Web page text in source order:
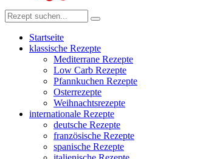
Startseite
klassische Rezepte
Mediterrane Rezepte
Low Carb Rezepte
Pfannkuchen Rezepte
Osterrezepte
Weihnachtsrezepte
internationale Rezepte
deutsche Rezepte
französische Rezepte
spanische Rezepte